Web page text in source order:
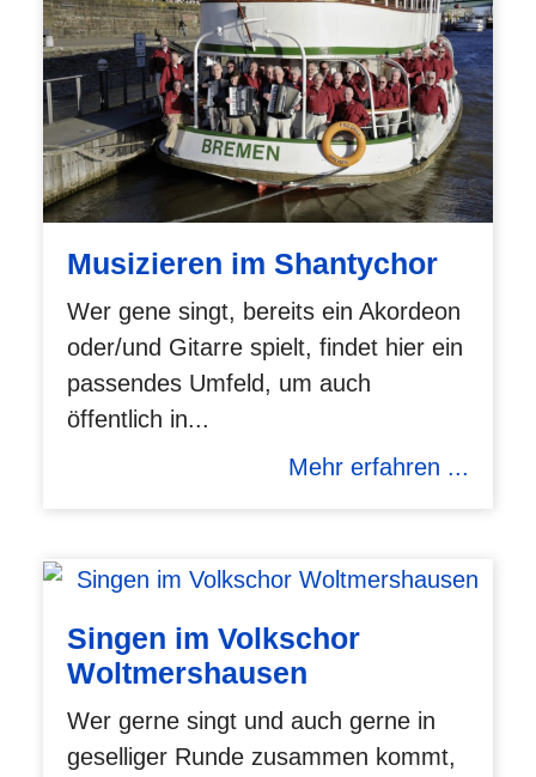
Musizieren im Shantychor
Wer gene singt, bereits ein Akordeon
oder/und Gitarre spielt, findet hier ein
passendes Umfeld, um auch
öffentlich in...
Mehr erfahren ...
Singen im Volkschor
Woltmershausen
Wer gerne singt und auch gerne in
geselliger Runde zusammen kommt,